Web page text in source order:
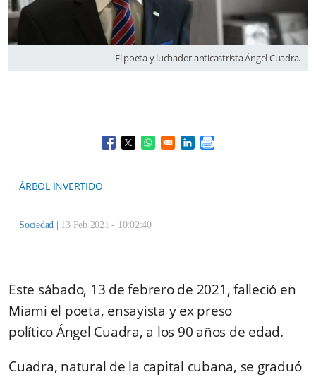
El poeta y luchador anticastrista Ángel Cuadra.
Opens in a new window
Opens in a new window
Opens in a new window
Opens in a new window
ÁRBOL INVERTIDO
Sociedad | 13 Feb 2021 - 10:02:40
Este sábado, 13 de febrero de 2021, falleció en
Miami el poeta, ensayista y ex preso
político Ángel Cuadra, a los 90 años de edad.
Cuadra, natural de la capital cubana, se graduó